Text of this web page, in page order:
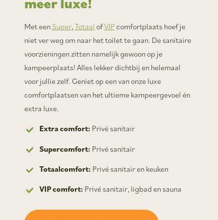
Met eenSuper, Totaal ofVIP comfortplaats hoef je
niet ver weg om naar het toilet te gaan. De sanitaire
voorzieningen zitten namelijk gewoon op je
kampeerplaats! Alles lekker dichtbij en helemaal
voor jullie zelf. Geniet op een van onze luxe
comfortplaatsen van het ultieme kampeergevoel én
extra luxe.
Extra comfort: Privé sanitair
Supercomfort: Privé sanitair
Totaalcomfort: Privé sanitair en keuken
VIP comfort: Privé sanitair, ligbad en sauna